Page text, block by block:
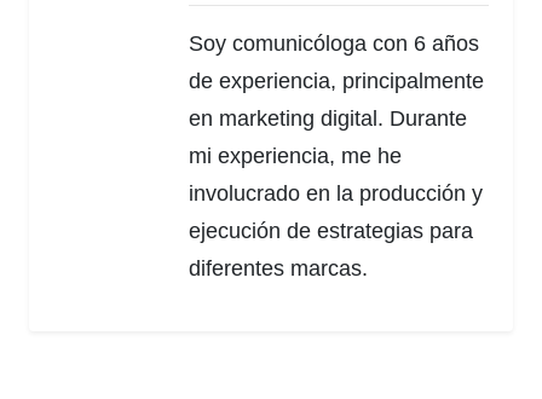
Soy comunicóloga con 6 años
de experiencia, principalmente
en marketing digital. Durante
mi experiencia, me he
involucrado en la producción y
ejecución de estrategias para
diferentes marcas.